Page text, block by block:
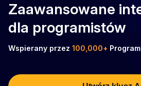
Zaawansowane
dla programistów
Wspierany przez 100,000+